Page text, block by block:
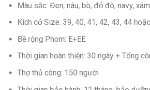
Màu sắc: Đen, nâu, bò, đỏ đô, navy, xám,
Kích cở Size: 39, 40, 41, 42, 43, 44
Bề rộng Phom: E+EE
Thời gian hoàn thiện: 30 ngày + Tổng
Thợ thủ công: 150 người